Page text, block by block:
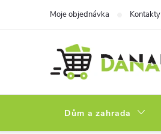
Moje objednávka Kontakty
Dům a zahrada